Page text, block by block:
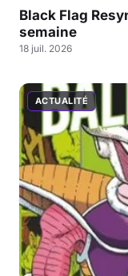
Black Flag
semaine
18 juil. 2026
ACTUALITÉ